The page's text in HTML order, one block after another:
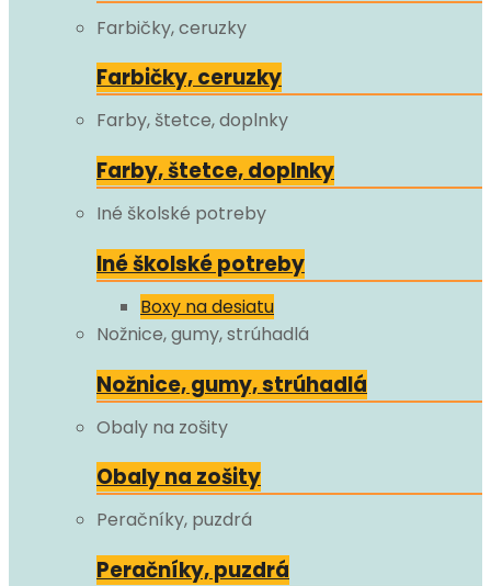
Farbičky, ceruzky
Farbičky, ceruzky
Farby, štetce, doplnky
Farby, štetce, doplnky
Iné školské potreby
Iné školské potreby
Boxy na desiatu
Nožnice, gumy, strúhadlá
Nožnice, gumy, strúhadlá
Obaly na zošity
Obaly na zošity
Peračníky, puzdrá
Peračníky, puzdrá